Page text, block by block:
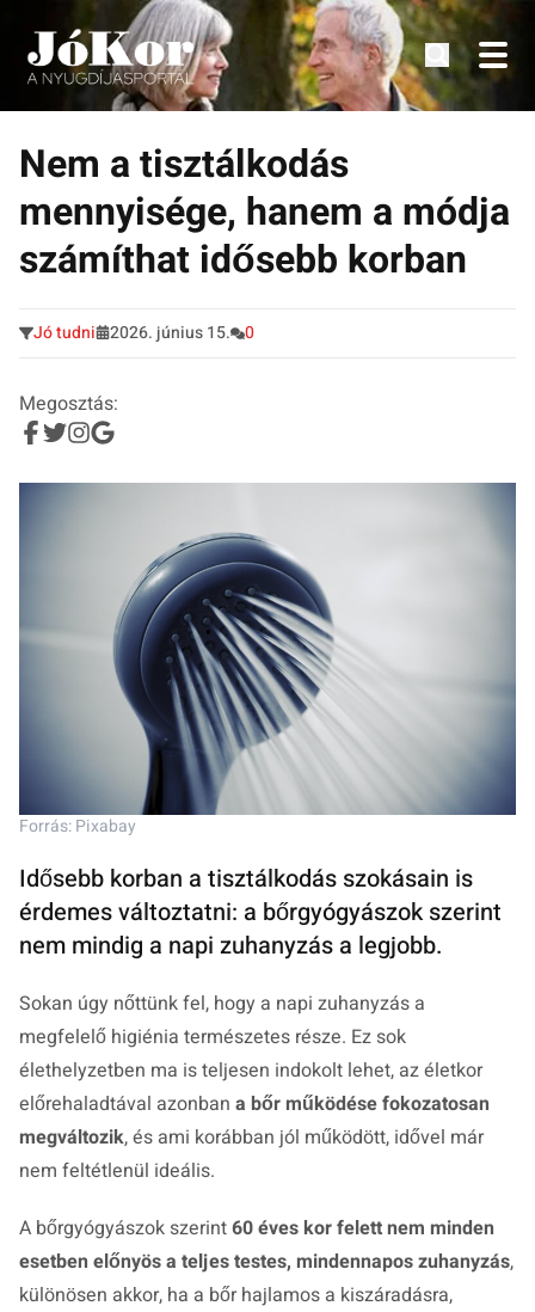
Tovább
tartalomra
Tudnivalók, érdekességek idősek számára.
Nem a tisztálkodás
mennyisége, hanem a módja
számíthat idősebb korban
Jó tudni 2026. június 15. 0
Megosztás:
Forrás: Pixabay
Idősebb korban a tisztálkodás szokásain is
érdemes változtatni: a bőrgyógyászok szerint
nem mindig a napi zuhanyzás a legjobb.
Sokan úgy nőttünk fel, hogy a napi zuhanyzás a
megfelelő higiénia természetes része. Ez sok
élethelyzetben ma is teljesen indokolt lehet, az életkor
előrehaladtával azonban a bőr működése fokozatosan
megváltozik, és ami korábban jól működött, idővel már
nem feltétlenül ideális.
A bőrgyógyászok szerint60 éves kor felett nem minden
esetben előnyös a teljes testes, mindennapos zuhanyzás,
különösen akkor, ha a bőr hajlamos a kiszáradásra,